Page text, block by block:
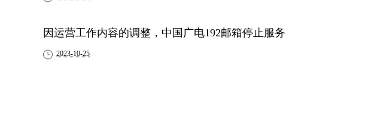
因运营工作内容的调整，中国广电192邮箱停止服务
2023-10-25